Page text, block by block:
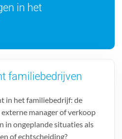
in het
familiebedrijven
in het familiebedrijf: de
manager of verkoop
in ongeplande situaties als
of echtscheiding?